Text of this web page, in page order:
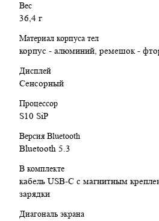
Вес
36,4 г
Материал корпуса тел
корпус - алюминий, ремешок -
Дисплей
Сенсорный
Процессор
S10 SiP
Версия Bluetooth
Bluetooth 5.3
В комплекте
кабель USB‑C с магнитным
зарядки
Диагональ экрана